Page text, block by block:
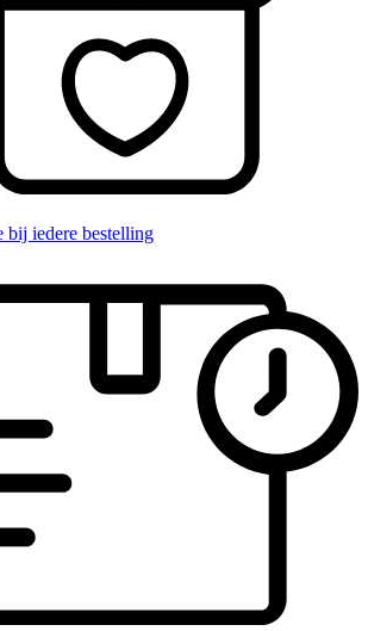
bij iedere bestelling